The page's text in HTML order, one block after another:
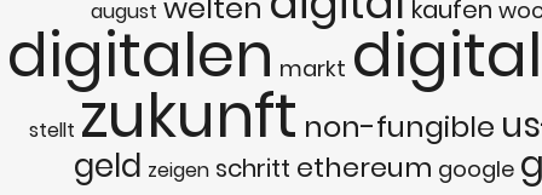
august kaufen
digitalen markt
stellt zukunft non-fungible
geld zeigen schritt ethereum google